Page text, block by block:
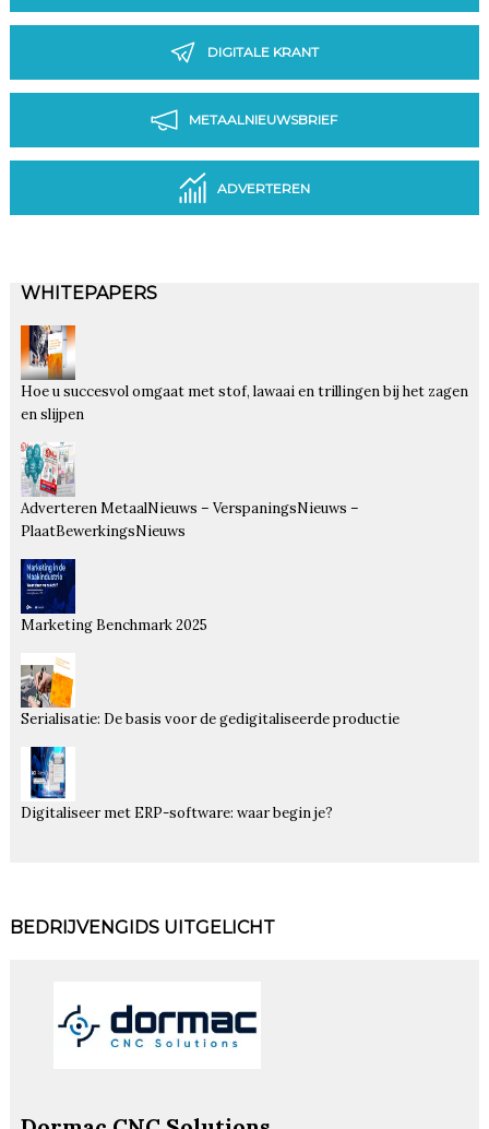
DIGITALE KRANT
METAALNIEUWSBRIEF
ADVERTEREN
WHITEPAPERS
Hoe u succesvol omgaat met stof, lawaai en trillingen bij het zagen
en slijpen
Adverteren MetaalNieuws – VerspaningsNieuws –
PlaatBewerkingsNieuws
Marketing Benchmark 2025
Serialisatie: De basis voor de gedigitaliseerde productie
Digitaliseer met ERP-software: waar begin je?
BEDRIJVENGIDS UITGELICHT